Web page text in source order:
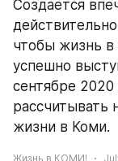
Создается
чтобы жизнь в
успешно
сентябре
рассчитывать
жизни в Коми.
Жизнь в КОМИ!